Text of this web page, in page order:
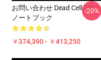
お問い合わせ Dead Cells 縦の
ノートブック
￥374,390 - ￥413,250
-20%